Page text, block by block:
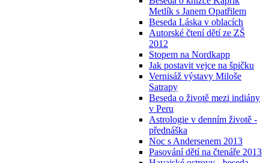
Metlík s Janem Opatřilem
Beseda Láska v oblacích
Autorské čtení dětí ze ZŠ
2012
Stopem na Nordkapp
Jak postavit vejce na špičku
Vernisáž výstavy Miloše
Satrapy
Beseda o životě mezi indiány
v Peru
Astrologie v denním životě -
přednáška
Noc s Andersenem 2013
Pasování dětí na čtenáře 2013